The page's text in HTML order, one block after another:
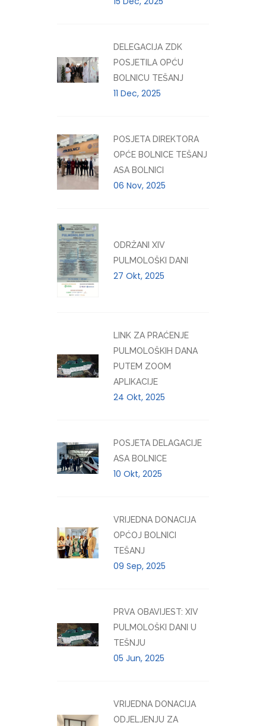
DELEGACIJA ZDK
POSJETILA OPĆU
BOLNICU TEŠANJ
11 Dec, 2025
POSJETA DIREKTORA
OPĆE BOLNICE TEŠANJ
ASA BOLNICI
06 Nov, 2025
ODRŽANI XIV
PULMOLOŠKI DANI
27 Okt, 2025
LINK ZA PRAĆENJE
PULMOLOŠKIH DANA
PUTEM ZOOM
APLIKACIJE
24 Okt, 2025
POSJETA DELAGACIJE
ASA BOLNICE
10 Okt, 2025
VRIJEDNA DONACIJA
OPĆOJ BOLNICI
TEŠANJ
09 Sep, 2025
PRVA OBAVIJEST: XIV
PULMOLOŠKI DANI U
TEŠNJU
05 Jun, 2025
VRIJEDNA DONACIJA
ODJELJENJU ZA